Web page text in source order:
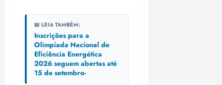
📖 LEIA TAMBÉM:
Inscrições para a
Olimpíada Nacional de
Eficiência Energética
2026 seguem abertas até
15 de setembro-